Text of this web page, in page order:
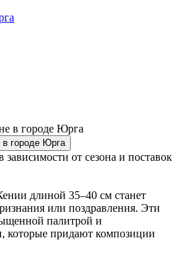
от сезона и поставок
длиной 35–40 см станет
или поздравления. Эти
палитрой и
придают композиции